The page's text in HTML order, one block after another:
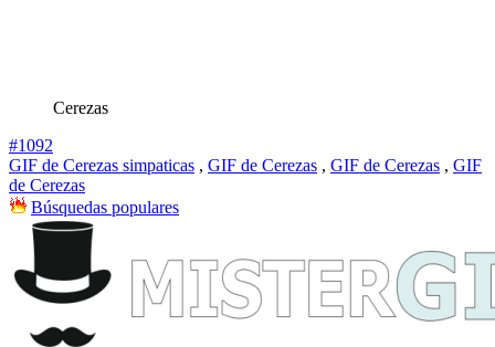
Cerezas
#1092
GIF de Cerezas simpaticas , GIF de Cerezas , GIF de Cerezas , GIF
de Cerezas
Búsquedas populares